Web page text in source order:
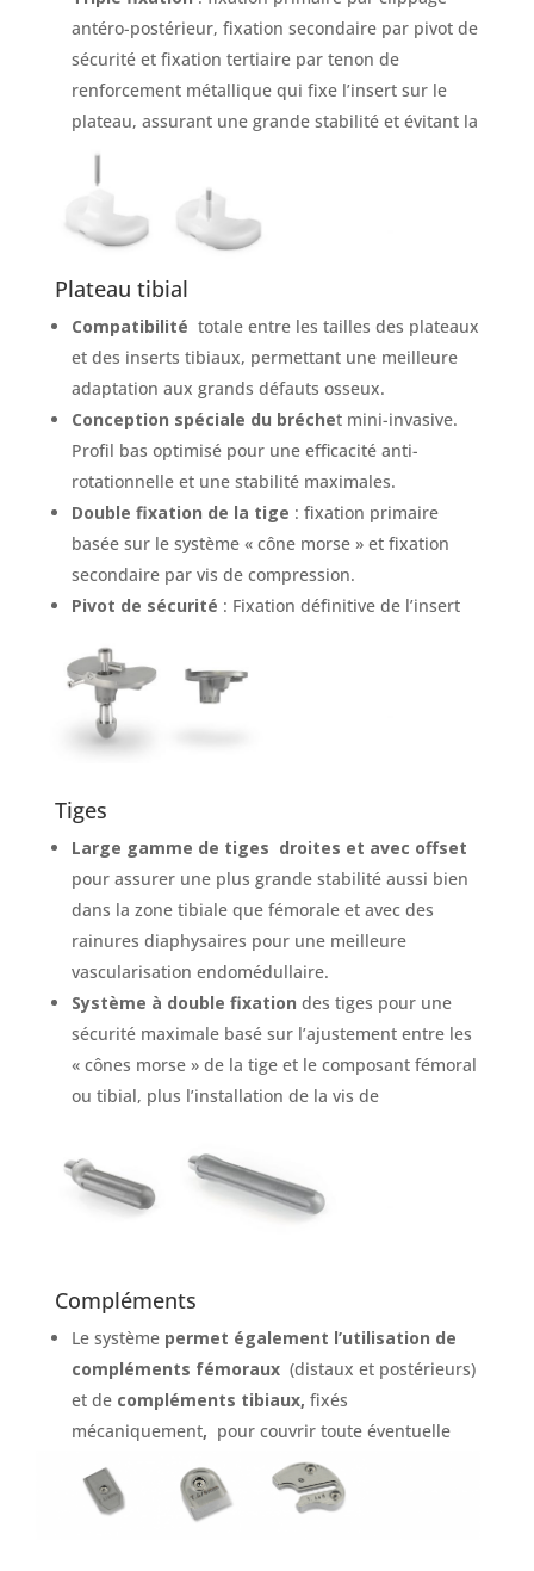
antéro-postérieur, fixation secondaire par pivot de
sécurité et fixation tertiaire par tenon de
renforcement métallique qui fixe l’insert sur le
plateau, assurant une grande stabilité et évitant la
rupture du tenon de l’insert tibial.
Plateau tibial
Compatibilité totale entre les tailles des plateaux
et des inserts tibiaux, permettant une meilleure
adaptation aux grands défauts osseux.
Conception spéciale du bréchet mini-invasive.
Profil bas optimisé pour une efficacité anti-
rotationnelle et une stabilité maximales.
Double fixation de la tige : fixation primaire
basée sur le système « cône morse » et fixation
secondaire par vis de compression.
Pivot de sécurité : Fixation définitive de l’insert
Tiges
Large gamme de tiges droites et avec offset
pour assurer une plus grande stabilité aussi bien
dans la zone tibiale que fémorale et avec des
rainures diaphysaires pour une meilleure
vascularisation endomédullaire.
Système à double fixation des tiges pour une
sécurité maximale basé sur l’ajustement entre les
« cônes morse » de la tige et le composant fémoral
ou tibial, plus l’installation de la vis de
Compléments
Le système permet également l’utilisation de
compléments fémoraux (distaux et postérieurs)
et de compléments tibiaux, fixés
mécaniquement, pour couvrir toute éventuelle
déficience osseuse.